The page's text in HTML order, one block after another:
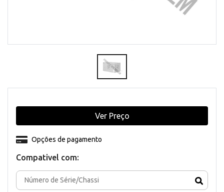
Compativel com:
Opções de pagamento
Ver Preço